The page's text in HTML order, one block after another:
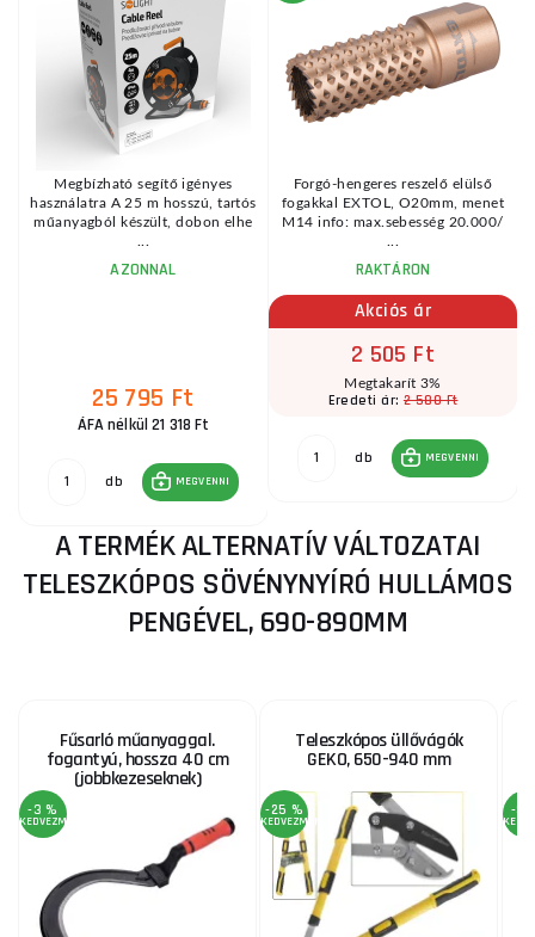
Megbízható segítő igényes
használatra A 25 m hosszú, tartós
műanyagból készült, dobon elhe
AZONNAL
25 795 Ft
ÁFA nélkül 21 318 Ft
db MEGVENNI
Forgó-hengeres reszelő elülső
fogakkal EXTOL, O20mm, menet
M14 info: max.sebesség 20.000/
RAKTÁRON
Akciós ár
2 505 Ft
Megtakarít 3%
Eredeti ár:2 580 Ft
db MEGVENNI
A TERMÉK ALTERNATÍV VÁLTOZATAI
TELESZKÓPOS SÖVÉNYNYÍRÓ HULLÁMOS
PENGÉVEL, 690-890MM
Fűsarló műanyaggal.
fogantyú, hossza 40 cm
(jobbkezeseknek)
-3 %
KEDVEZMÉNY
Teleszkópos üllővágók
GEKO, 650-940 mm
-25 %
KEDVEZMÉNY
-3